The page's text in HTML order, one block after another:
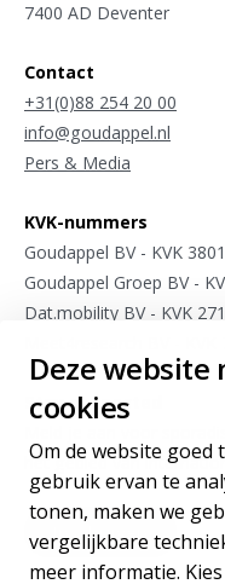
Deze
cookies
Om de website
gebruik ervan te
tonen, maken we
vergelijkbare
meer informatie.
7400 AD Deventer
Contact
+31(0)88 254 20 00
info@goudappel.nl
Pers & Media
KVK-nummers
Goudappel BV - KVK
Goudappel Groep BV -
Dat.mobility BV - KVK
Stay connected
het gebied van
Inschrijvenvoor onze